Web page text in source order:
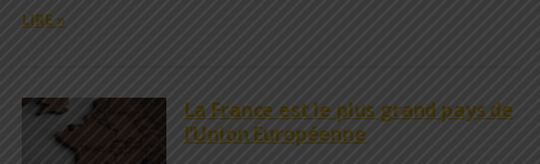
LIRE »
La France est le plus grand pays de
l’Union Européenne